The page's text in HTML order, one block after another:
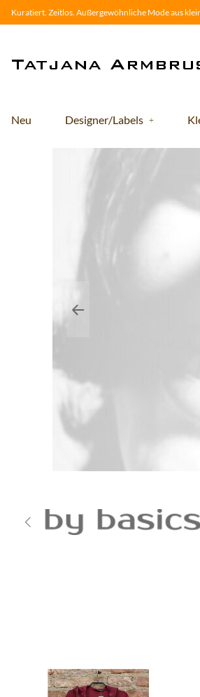
Kuratiert. Zeitlos. Außergewöhnliche Mode aus
Neu Designer/Labels